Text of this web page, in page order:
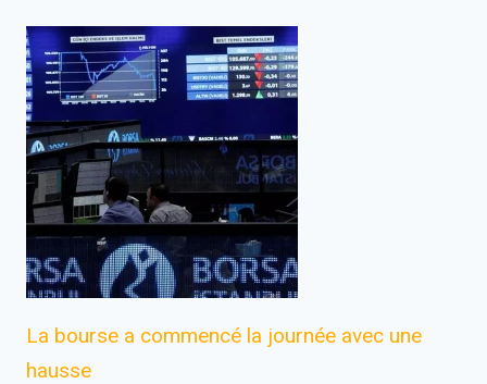
La bourse a commencé la journée avec une
hausse